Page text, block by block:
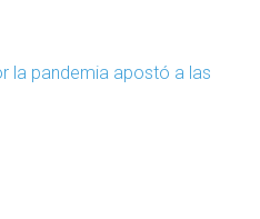
la pandemia apostó a las